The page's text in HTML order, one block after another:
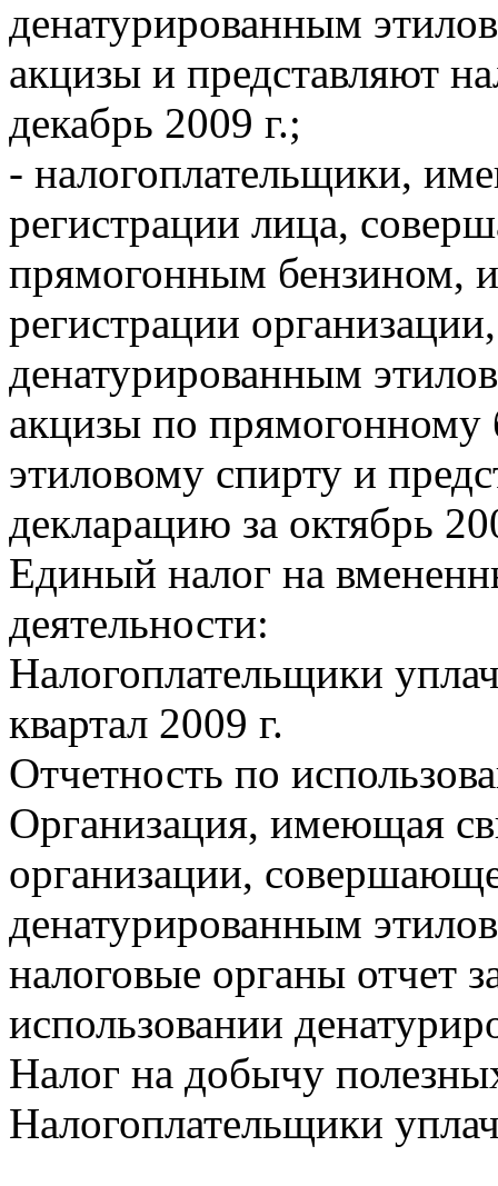
денатурированным
акцизы и представляют
декабрь 2009 г.;
- налогоплательщики,
регистрации лица,
прямогонным бензином,
регистрации
денатурированным
акцизы по прямогонному
этиловому спирту и
декларацию за октябрь
Единый налог на
деятельности:
Налогоплательщики
квартал 2009 г.
Отчетность по
Организация, имеющая
организации,
денатурированным
налоговые органы отчет
использовании
Налог на добычу
Налогоплательщики